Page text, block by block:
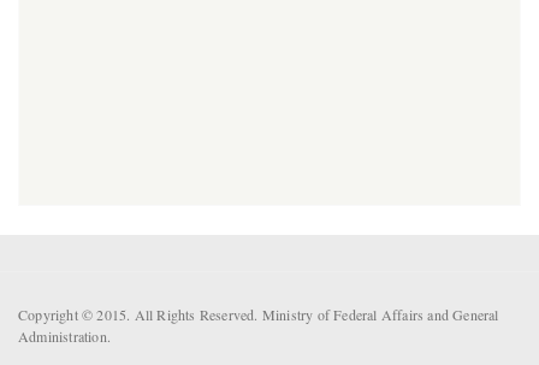
Copyright © 2015. All Rights Reserved. Ministry of Federal Affairs and General
Administration.